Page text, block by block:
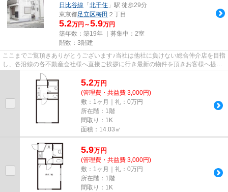
日比谷線 「 北千住 」駅 徒歩29分
東京都足立区梅田 ２丁目
5.2万円～5.9万円
築年数：築19年 ｜募集中： 2室
階数：3階建
ここまでご覧頂きありがとうございます♪当社は他社に負けない総合仲介店を目指
し、各沿線の各不動産会社様へ直接ご挨拶に行き最新の物件を頂きお客様へ提供
しております！最新の情報は...
5.2万円
(管理費・共益費 3,000円)
敷：1ヶ月｜礼：0万円
所在階：1階
間取り：1K
面積：14.03㎡
5.9万円
(管理費・共益費 3,000円)
敷：1ヶ月｜礼：0万円
所在階：1階
間取り：1K